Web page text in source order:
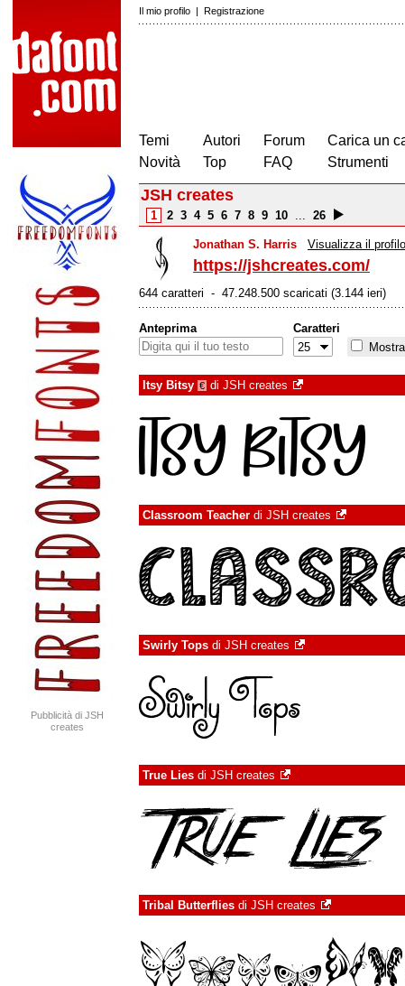
Il mio profilo | Registrazione
Temi
Novità
Autori
Top
Forum
FAQ
Carica un
Strumenti
Pubblicità di JSH
creates
JSH creates
1 2 3 4 5 6 7 8 9 10 ... 26
Jonathan S. Harris Visualizza il profilo
https://jshcreates.com/
644 caratteri - 47.248.500 scaricati (3.144 ieri)
Anteprima
Caratteri
Itsy Bitsy € di JSH creates
Classroom Teacher di JSH creates
Swirly Tops di JSH creates
True Lies di JSH creates
Tribal Butterflies di JSH creates